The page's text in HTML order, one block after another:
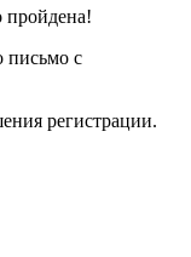
пройдена!
письмо с
регистрации.